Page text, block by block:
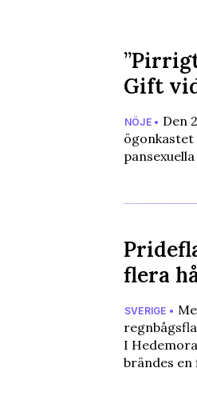
Gift
NÖJE • Den
ögonkastet
flera
SVERIGE •
I
brändes